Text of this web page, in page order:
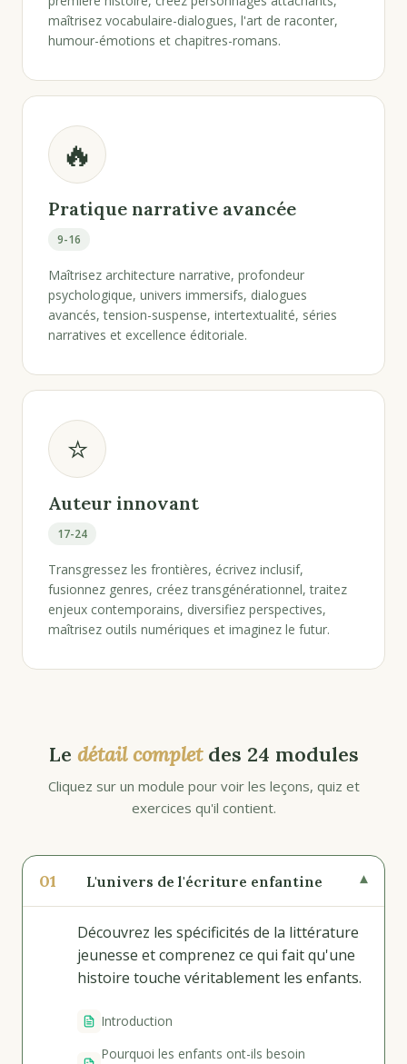
maîtrisez vocabulaire-dialogues, l'art de raconter,
humour-émotions et chapitres-romans.
🔥
Pratique narrative avancée
9-16
Maîtrisez architecture narrative, profondeur
psychologique, univers immersifs, dialogues
avancés, tension-suspense, intertextualité, séries
narratives et excellence éditoriale.
⭐
Auteur innovant
17-24
Transgressez les frontières, écrivez inclusif,
fusionnez genres, créez transgénérationnel, traitez
enjeux contemporains, diversifiez perspectives,
maîtrisez outils numériques et imaginez le futur.
Le détail completdes 24 modules
Cliquez sur un module pour voir les leçons, quiz et
exercices qu'il contient.
01 L'univers de l'écriture enfantine ▾
Découvrez les spécificités de la littérature
jeunesse et comprenez ce qui fait qu'une
histoire touche véritablement les enfants.
Introduction
Pourquoi les enfants ont-ils besoin